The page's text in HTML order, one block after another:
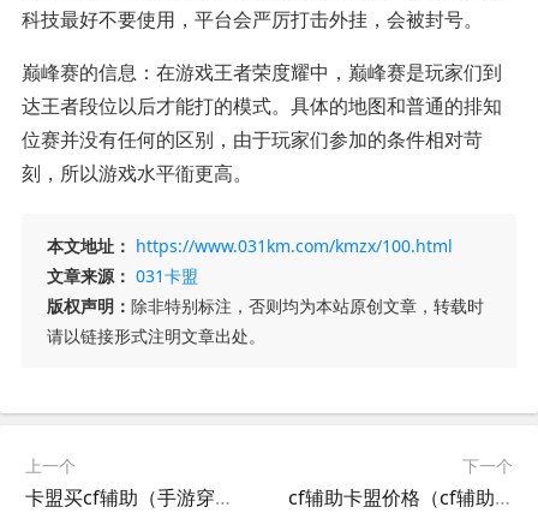
科技最好不要使用，平台会严厉打击外挂，会被封号。
巅峰赛的信息：在游戏王者荣度耀中，巅峰赛是玩家们到
达王者段位以后才能打的模式。具体的地图和普通的排知
位赛并没有任何的区别，由于玩家们参加的条件相对苛
刻，所以游戏水平衜更高。
本文地址： https://www.031km.com/kmzx/100.html
文章来源： 031卡盟
版权声明： 除非特别标注，否则均为本站原创文章，转载时
请以链接形式注明文章出处。
上一个
卡盟买cf辅助（手游穿越火线辅助卡盟平台官网）
下一个
cf辅助卡盟价格（cf辅助卡盟哪个好）